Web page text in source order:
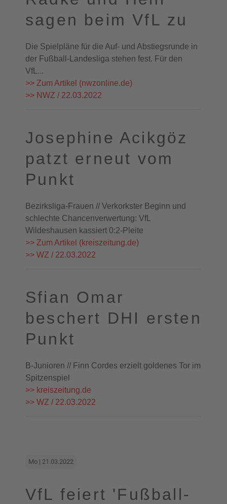
sagen beim VfL zu
Die Spielpläne für die Auf- und Abstiegsrunde in
der Fußball-Landesliga stehen fest. Für den
VfL...
>> Zum Artikel (nwzonline.de)
>> NWZ / 22.03.2022
Josephine Acikgöz
patzt erneut vom
Punkt
Bezirksliga-Frauen // Verkorkster Beginn und
schlechte Chancenverwertung: VfL
Wildeshausen kassiert 0:2-Pleite
>> Zum Artikel (kreiszeitung.de)
>> WZ / 22.03.2022
Sfian Omar
beschert DHI ersten
Punkt
B-Junioren // Finn Cordes erzielt goldenes Tor im
Spitzenspiel
>> kreiszeitung.de
>> WZ / 22.03.2022
Mo | 21.03.2022
VfL feiert 'Fußball-